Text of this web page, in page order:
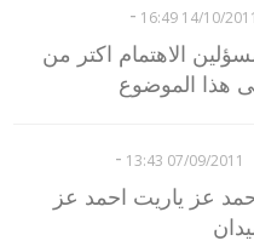
14/10/2011 16:49
-
الاهتمام اكتر من
هذا الموضوع
07/09/2011 13:43
-
عز ياريت احمد عز